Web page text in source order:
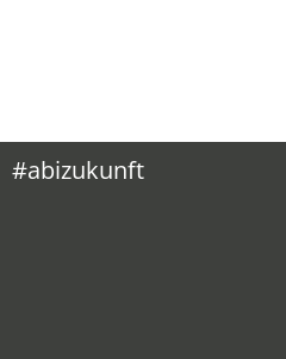
#abizukunft